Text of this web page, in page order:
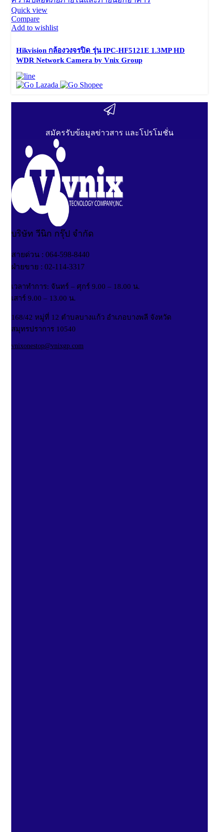
Quick view
Compare
Add to wishlist
Hikvision กล้องวงจรปิด รุ่น IPC-HF5121E 1.3MP HD
WDR Network Camera by Vnix Group
สมัครรับข้อมูลข่าวสาร และโปรโมชั่น
บริษัท วีนิก กรุ๊ป จำกัด
สายด่วน : 064-598-8440
ฝ่ายขาย : 02-114-3317
เวลาทำการ: จันทร์ – ศุกร์ 9.00 – 18.00 น.
เสาร์ 9.00 – 13.00 น.
168/42 หมู่ที่ 12 ตำบลบางแก้ว อำเภอบางพลี จังหวัด
สมุทรปราการ 10540
vnixonestop@vnixgp.com